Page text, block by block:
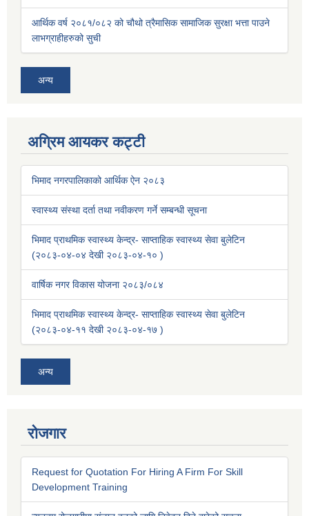
आर्थिक वर्ष २०८१/०८२ को चौथो त्रैमासिक सामाजिक सुरक्षा भत्ता पाउने
लाभग्राहीहरुको सुची
अन्य
अग्रिम आयकर कट्टी
भिमाद नगरपालिकाको आर्थिक ऐन २०८३
स्वास्थ्य संस्था दर्ता तथा नवीकरण गर्ने सम्बन्धी सूचना
भिमाद प्राथमिक स्वास्थ्य केन्द्र- साप्ताहिक स्वास्थ्य सेवा बुलेटिन
(२०८३-०४-०४ देखी २०८३-०४-१० )
वार्षिक नगर विकास योजना २०८३/०८४
भिमाद प्राथमिक स्वास्थ्य केन्द्र- साप्ताहिक स्वास्थ्य सेवा बुलेटिन
(२०८३-०४-११ देखी २०८३-०४-१७ )
अन्य
रोजगार
Request for Quotation For Hiring A Firm For Skill
Development Training